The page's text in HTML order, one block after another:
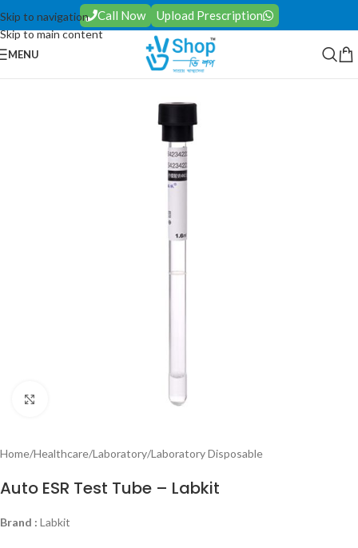
Skip to navigation
Skip to main content
Call Now Upload Prescription
MENU
Home/Healthcare/Laboratory/Laboratory Disposable
Auto ESR Test Tube – Labkit
Brand : Labkit